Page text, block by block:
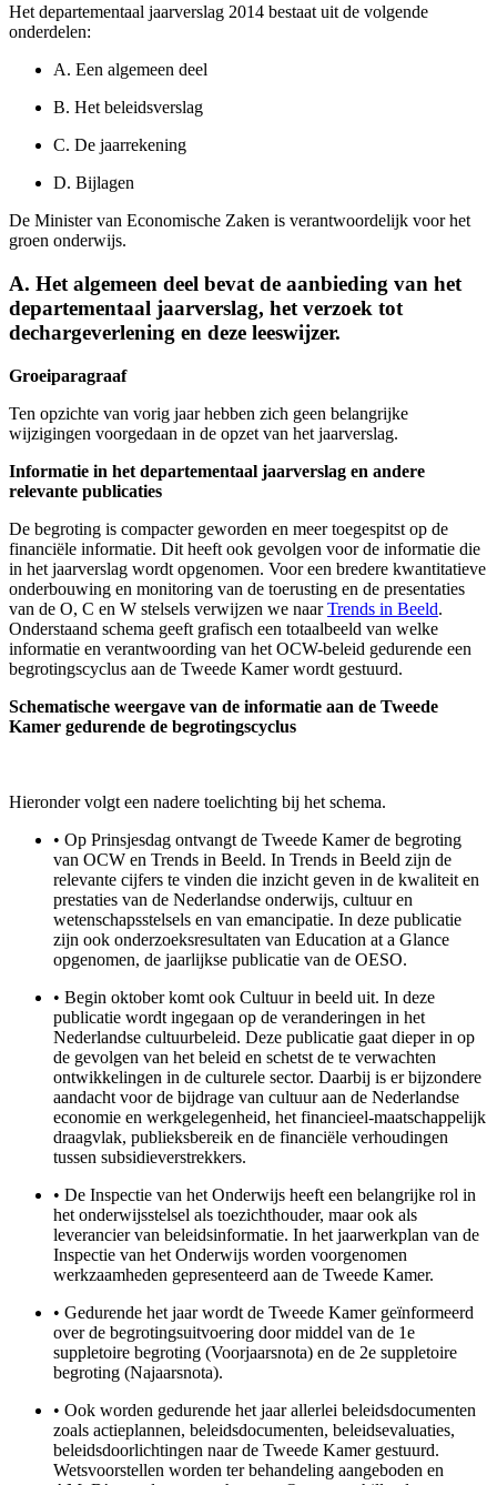
Het departementaal jaarverslag 2014 bestaat uit de volgende
onderdelen:
A. Een algemeen deel
B. Het beleidsverslag
C. De jaarrekening
D. Bijlagen
De Minister van Economische Zaken is verantwoordelijk voor het
groen onderwijs.
A. Het algemeen deel bevat de aanbieding van het
departementaal jaarverslag, het verzoek tot
dechargeverlening en deze leeswijzer.
Groeiparagraaf
Ten opzichte van vorig jaar hebben zich geen belangrijke
wijzigingen voorgedaan in de opzet van het jaarverslag.
Informatie in het departementaal jaarverslag en andere
relevante publicaties
De begroting is compacter geworden en meer toegespitst op de
financiële informatie. Dit heeft ook gevolgen voor de informatie die
in het jaarverslag wordt opgenomen. Voor een bredere kwantitatieve
onderbouwing en monitoring van de toerusting en de presentaties
van de O, C en W stelsels verwijzen we naarTrends in Beeld.
Onderstaand schema geeft grafisch een totaalbeeld van welke
informatie en verantwoording van het OCW-beleid gedurende een
begrotingscyclus aan de Tweede Kamer wordt gestuurd.
Schematische weergave van de informatie aan de Tweede
Kamer gedurende de begrotingscyclus
Hieronder volgt een nadere toelichting bij het schema.
• Op Prinsjesdag ontvangt de Tweede Kamer de begroting
van OCW en Trends in Beeld. In Trends in Beeld zijn de
relevante cijfers te vinden die inzicht geven in de kwaliteit en
prestaties van de Nederlandse onderwijs, cultuur en
wetenschapsstelsels en van emancipatie. In deze publicatie
zijn ook onderzoeksresultaten van Education at a Glance
opgenomen, de jaarlijkse publicatie van de OESO.
• Begin oktober komt ook Cultuur in beeld uit. In deze
publicatie wordt ingegaan op de veranderingen in het
Nederlandse cultuurbeleid. Deze publicatie gaat dieper in op
de gevolgen van het beleid en schetst de te verwachten
ontwikkelingen in de culturele sector. Daarbij is er bijzondere
aandacht voor de bijdrage van cultuur aan de Nederlandse
economie en werkgelegenheid, het financieel-maatschappelijk
draagvlak, publieksbereik en de financiële verhoudingen
tussen subsidieverstrekkers.
• De Inspectie van het Onderwijs heeft een belangrijke rol in
het onderwijsstelsel als toezichthouder, maar ook als
leverancier van beleidsinformatie. In het jaarwerkplan van de
Inspectie van het Onderwijs worden voorgenomen
werkzaamheden gepresenteerd aan de Tweede Kamer.
• Gedurende het jaar wordt de Tweede Kamer geïnformeerd
over de begrotingsuitvoering door middel van de 1e
suppletoire begroting (Voorjaarsnota) en de 2e suppletoire
begroting (Najaarsnota).
• Ook worden gedurende het jaar allerlei beleidsdocumenten
zoals actieplannen, beleidsdocumenten, beleidsevaluaties,
beleidsdoorlichtingen naar de Tweede Kamer gestuurd.
Wetsvoorstellen worden ter behandeling aangeboden en